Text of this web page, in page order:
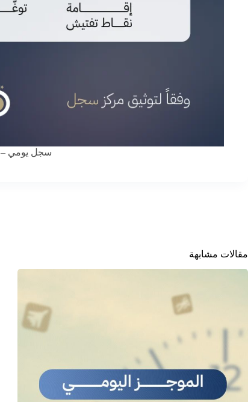
سجل يومي – 26 أكتوبر 2025
مقالات مشابهة